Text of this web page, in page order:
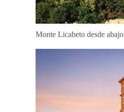
Monte Licabeto desde abajo